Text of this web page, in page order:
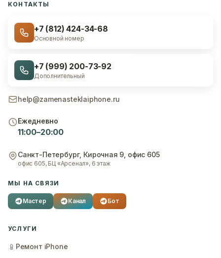
КОНТАКТЫ
+7 (812) 424-34-68
Основной номер
+7 (999) 200-73-92
Дополнительный
help@zamenasteklaiphone.ru
Ежедневно
11:00–20:00
Санкт-Петербург, Кирочная 9, офис 605
офис 605, БЦ «Арсенал», 6 этаж
МЫ НА СВЯЗИ
Мастер Канал Бот
УСЛУГИ
📱 Ремонт iPhone